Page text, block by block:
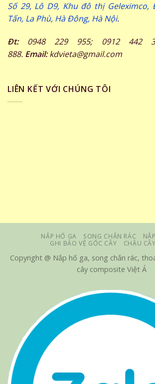
Số 29, Lô D9, Khu đô thị Geleximco,
Tấn, La Phù, Hà Đông, Hà Nội.
Đt:0948 229 955; 0912 442
888. Email:kdvieta@gmail.com
LIÊN KẾT VỚI CHÚNG TÔI
NẮP HỐ GA SONG CHẮN RÁC
GHI BẢO VỆ GỐC CÂY
CHẬU
Copyright @ Nắp hố ga, song chắn rác,
cây composite Việt Á